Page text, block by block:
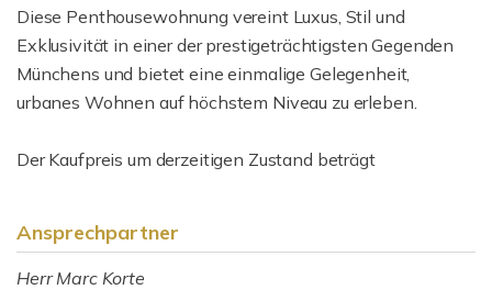
Diese Penthousewohnung vereint Luxus, Stil und
Exklusivität in einer der prestigeträchtigsten Gegenden
Münchens und bietet eine einmalige Gelegenheit,
urbanes Wohnen auf höchstem Niveau zu erleben.
Der Kaufpreis um derzeitigen Zustand beträgt
Ansprechpartner
Herr Marc Korte